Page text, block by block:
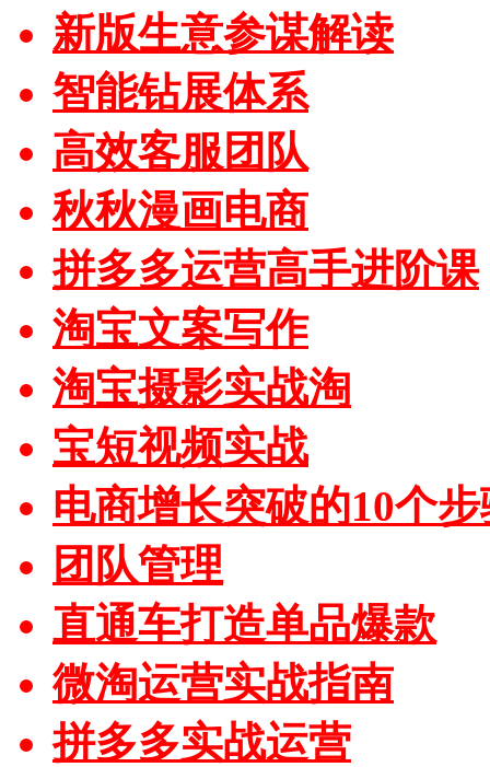
新版生意参谋解读
智能钻展体系
高效客服团队
秋秋漫画电商
拼多多运营高手进阶课
淘宝文案写作
淘宝摄影实战淘
宝短视频实战
电商增长突破的10个
团队管理
直通车打造单品爆款
微淘运营实战指南
拼多多实战运营